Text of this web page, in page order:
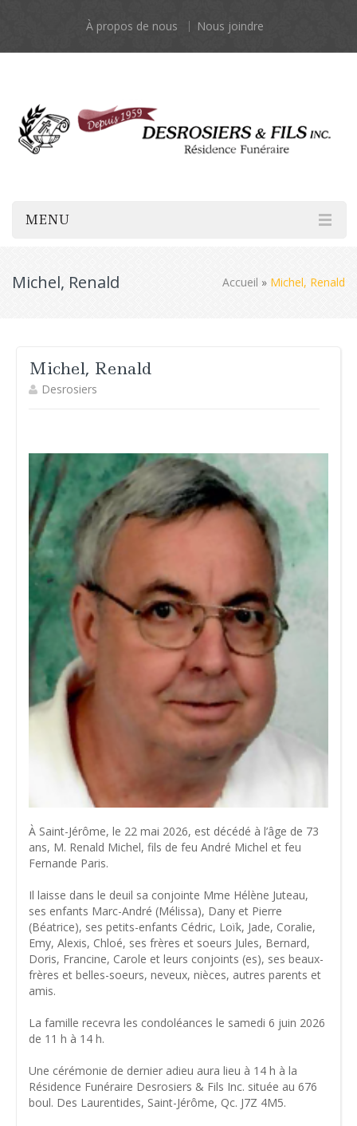
À propos de nous Nous joindre
MENU
Michel, Renald Accueil » Michel, Renald
Michel, Renald
Desrosiers
À Saint-Jérôme, le 22 mai 2026, est décédé à l’âge de 73
ans, M. Renald Michel, fils de feu André Michel et feu
Fernande Paris.
Il laisse dans le deuil sa conjointe Mme Hélène Juteau,
ses enfants Marc-André (Mélissa), Dany et Pierre
(Béatrice), ses petits-enfants Cédric, Loïk, Jade, Coralie,
Emy, Alexis, Chloé, ses frères et soeurs Jules, Bernard,
Doris, Francine, Carole et leurs conjoints (es), ses beaux-
frères et belles-soeurs, neveux, nièces, autres parents et
amis.
La famille recevra les condoléances le samedi 6 juin 2026
de 11 h à 14 h.
Une cérémonie de dernier adieu aura lieu à 14 h à la
Résidence Funéraire Desrosiers & Fils Inc. située au 676
boul. Des Laurentides, Saint-Jérôme, Qc. J7Z 4M5.